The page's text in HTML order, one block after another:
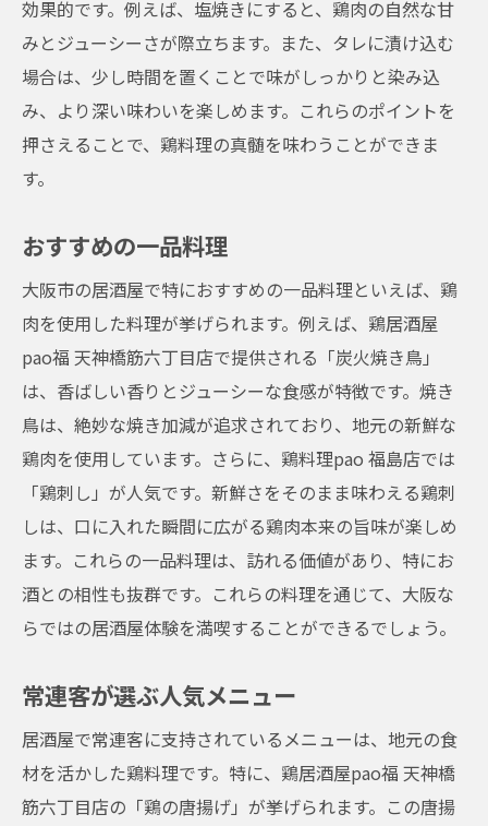
効果的です。例えば、塩焼きにすると、鶏肉の自然な甘
みとジューシーさが際立ちます。また、タレに漬け込む
場合は、少し時間を置くことで味がしっかりと染み込
み、より深い味わいを楽しめます。これらのポイントを
押さえることで、鶏料理の真髄を味わうことができま
す。
おすすめの一品料理
大阪市の居酒屋で特におすすめの一品料理といえば、鶏
肉を使用した料理が挙げられます。例えば、鶏居酒屋
pao福 天神橋筋六丁目店で提供される「炭火焼き鳥」
は、香ばしい香りとジューシーな食感が特徴です。焼き
鳥は、絶妙な焼き加減が追求されており、地元の新鮮な
鶏肉を使用しています。さらに、鶏料理pao 福島店では
「鶏刺し」が人気です。新鮮さをそのまま味わえる鶏刺
しは、口に入れた瞬間に広がる鶏肉本来の旨味が楽しめ
ます。これらの一品料理は、訪れる価値があり、特にお
酒との相性も抜群です。これらの料理を通じて、大阪な
らではの居酒屋体験を満喫することができるでしょう。
常連客が選ぶ人気メニュー
居酒屋で常連客に支持されているメニューは、地元の食
材を活かした鶏料理です。特に、鶏居酒屋pao福 天神橋
筋六丁目店の「鶏の唐揚げ」が挙げられます。この唐揚